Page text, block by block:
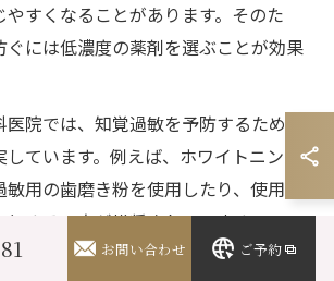
すくなることがあります。そのた
ぐには低濃度の薬剤を選ぶことが効果
院では、知覚過敏を予防するための
しています。例えば、ホワイトニング
用の歯磨き粉を使用したり、使用時
する工夫が推奨されています。
ホームホワイトニングを選んだことで
お問い合わせ ご予約